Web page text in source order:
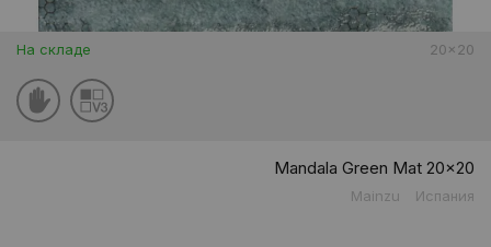
На складе 20x20
Mandala Green Mat 20x20
Mainzu Испания